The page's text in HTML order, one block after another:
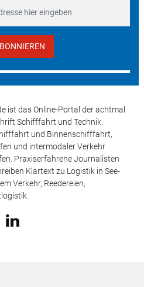
ist das Online-Portal der achtmal
Schifffahrt und Technik.
und Binnenschifffahrt,
und intermodaler Verkehr
Praxiserfahrene Journalisten
Klartext zu Logistik in See-
Verkehr, Reedereien,